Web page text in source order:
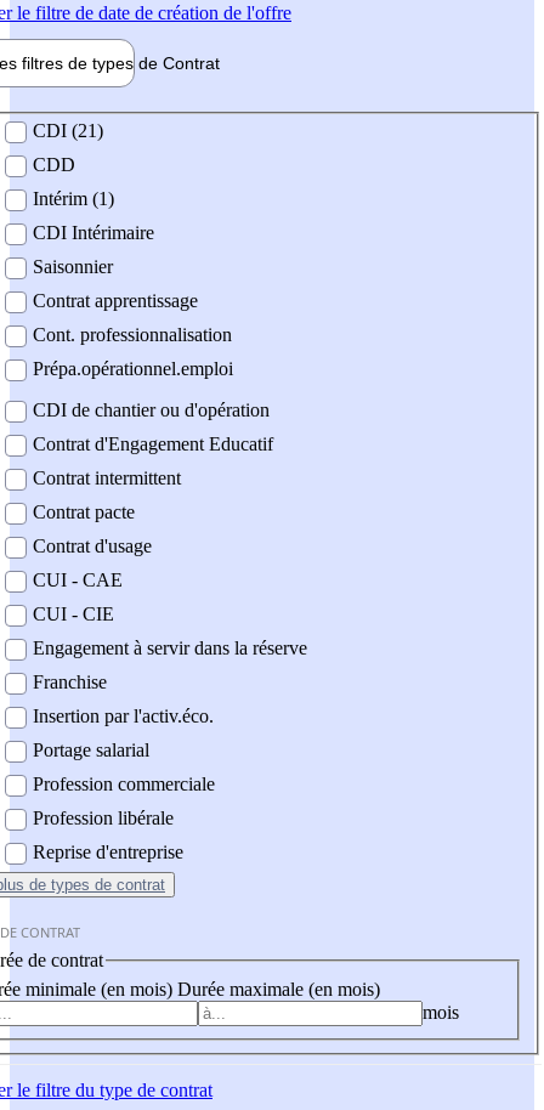
le filtre de date de création de l'offre
filtres de types de Contrat
contrat
CDI (21)
CDD
Intérim (1)
CDI Intérimaire
Saisonnier
Contrat apprentissage
Cont. professionnalisation
Prépa.opérationnel.emploi
CDI de chantier ou d'opération
Contrat d'Engagement Educatif
Contrat intermittent
Contrat pacte
Contrat d'usage
CUI - CAE
CUI - CIE
Engagement à servir dans la réserve
Franchise
Insertion par l'activ.éco.
Portage salarial
Profession commerciale
Profession libérale
Reprise d'entreprise
de types de contrat
CONTRAT
de contrat
minimale (en mois) Durée maximale (en mois)
mois
le filtre du type de contrat